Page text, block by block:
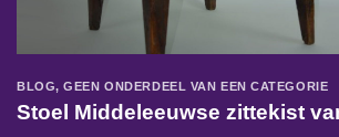
BLOG,GEEN ONDERDEEL VAN EEN CATEGORIE
Stoel Middeleeuwse zittekist